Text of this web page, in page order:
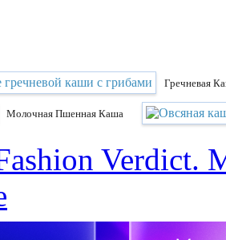
Гречневая
Молочная Пшенная Каша
Verdict.